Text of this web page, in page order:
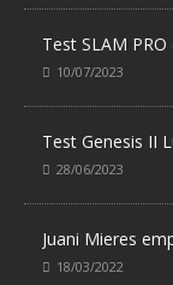
Test SLAM PRO
10/07/2023
Test Genesis II
28/06/2023
Juani Mieres
18/03/2022